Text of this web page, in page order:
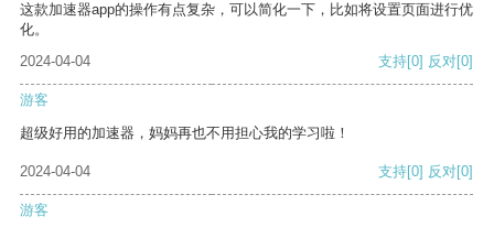
这款加速器app的操作有点复杂，可以简化一下，比如将设置页面进行优
化。
2024-04-04
支持[0] 反对[0]
游客
超级好用的加速器，妈妈再也不用担心我的学习啦！
2024-04-04 支持[0] 反对[0]
游客